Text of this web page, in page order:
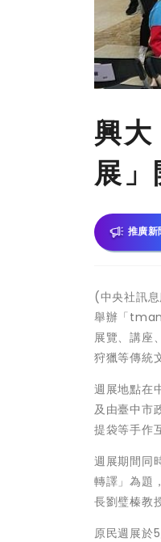
興
展」
推廣新
(中央社訊
舉辦「
展覽、講座
狩獵等傳統
週展地點在
及由臺中市
提袋等手作
週展期間同
轉譯」為題
長劉璧榛教
原民週展於